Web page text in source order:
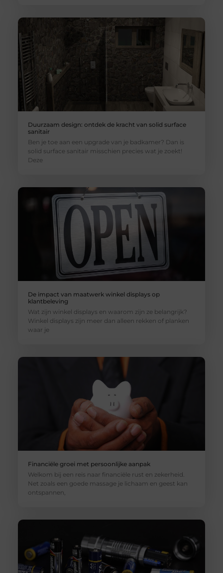
Duurzaam design: ontdek de kracht van solid surface
sanitair
Ben je toe aan een upgrade van je badkamer? Dan is
solid surface sanitair misschien precies wat je zoekt!
Deze
De impact van maatwerk winkel displays op
klantbeleving
Wat zijn winkel displays en waarom zijn ze belangrijk?
Winkel displays zijn meer dan alleen rekken of planken
waar je
Financiële groei met persoonlijke aanpak
Welkom bij een reis naar financiële rust en zekerheid.
Net zoals een goede massage je lichaam en geest kan
ontspannen,